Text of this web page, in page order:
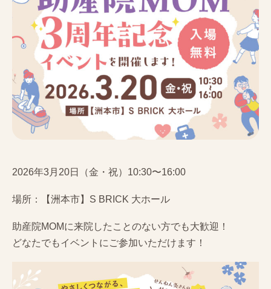
2026年3月20日（金・祝）10:30〜16:00
場所：【洲本市】S BRICK 大ホール
助産院MOMに来院したことのない方でも大歓迎！
どなたでもイベントにご参加いただけます！